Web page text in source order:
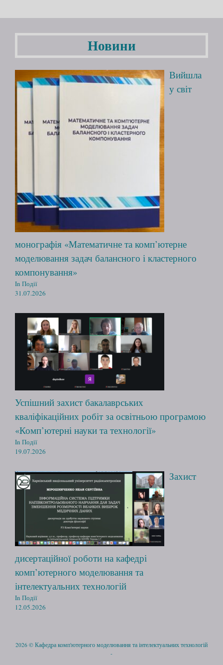
Новини
Вийшла
у світ
монографія «Математичне та комп’ютерне
моделювання задач балансного і кластерного
компонування»
In Події
31.07.2026
Успішний захист бакалаврських
кваліфікаційних робіт за освітньою програмою
«Комп’ютерні науки та технології»
In Події
19.07.2026
Захист
дисертаційної роботи на кафедрі
комп’ютерного моделювання та
інтелектуальних технологій
In Події
12.05.2026
2026 © Кафедра комп'ютерного моделювання та інтелектуальних технологій